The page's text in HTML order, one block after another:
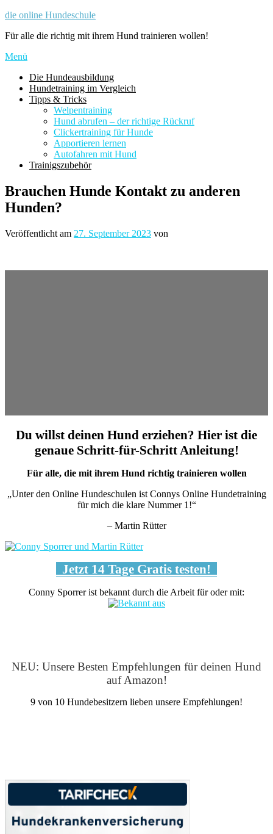
Zum
springen
die online Hundeschule
Für alle die richtig mit ihrem Hund trainieren wollen!
Menü
Die Hundeausbildung
Hundetraining im Vergleich
Tipps & Tricks
Welpentraining
Hund abrufen – der richtige Rückruf
Clickertraining für Hunde
Apportieren lernen
Autofahren mit Hund
Trainigszubehör
Brauchen Hunde Kontakt zu anderen
Hunden?
Veröffentlicht am 27. September 2023 von
Du willst deinen Hund erziehen? Hier ist die
genaue Schritt-für-Schritt Anleitung!
Für alle, die mit ihrem Hund richtig trainieren wollen
„Unter den Online Hundeschulen ist Connys Online Hundetraining
für mich die klare Nummer 1!“
– Martin Rütter
Jetzt 14 Tage Gratis testen!
Conny Sporrer ist bekannt durch die Arbeit für oder mit:
NEU: Unsere Besten Empfehlungen für deinen Hund
auf Amazon!
9 von 10 Hundebesitzern lieben unsere Empfehlungen!